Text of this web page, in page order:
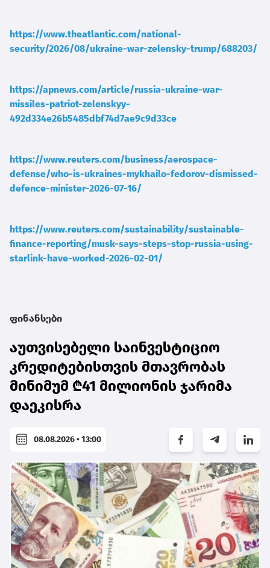
https://www.theatlantic.com/national-
security/2026/08/ukraine-war-zelensky-trump/688203/
https://apnews.com/article/russia-ukraine-war-
missiles-patriot-zelenskyy-
492d334e26b5485dbf74d7ae9c9d33ce
https://www.reuters.com/business/aerospace-
defense/who-is-ukraines-mykhailo-fedorov-dismissed-
defence-minister-2026-07-16/
https://www.reuters.com/sustainability/sustainable-
finance-reporting/musk-says-steps-stop-russia-using-
starlink-have-worked-2026-02-01/
ფინანსები
აუთვისებელი საინვესტიციო
კრედიტებისთვის მთავრობას
მინიმუმ ₾41 მილიონის ჯარიმა
დაეკისრა
08.08.2026 • 13:00